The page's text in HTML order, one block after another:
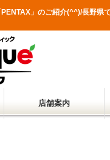
PENTAX」のご紹介(^^)/長野
店舗案内